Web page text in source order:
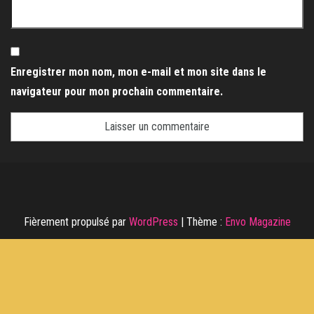
Enregistrer mon nom, mon e-mail et mon site dans le
navigateur pour mon prochain commentaire.
Fièrement propulsé par WordPress | Thème : Envo Magazine